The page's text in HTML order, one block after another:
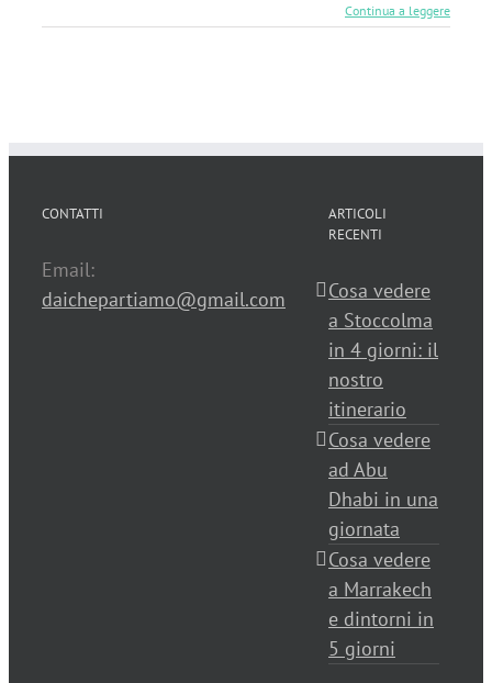
Continua a leggere
CONTATTI
Email:
daichepartiamo@gmail.com
ARTICOLI
RECENTI
Cosa vedere
a Stoccolma
in 4 giorni: il
nostro
itinerario
Cosa vedere
ad Abu
Dhabi in una
giornata
Cosa vedere
a Marrakech
e dintorni in
5 giorni